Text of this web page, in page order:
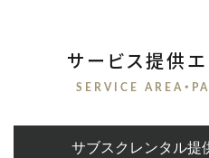
サービス提供
SERVICE AREA・